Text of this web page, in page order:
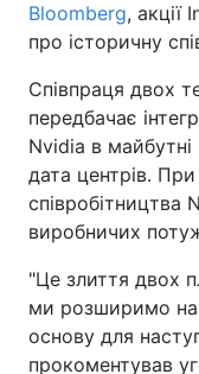
Bloomberg, акції
про історичну
Співпраця двох
передбачає
Nvidia в
дата центрів.
виробничих
"Це злиття двох
ми розширимо
основу для
прокоментував